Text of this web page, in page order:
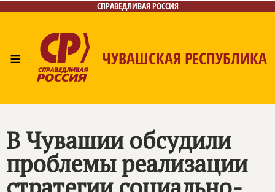
СПРАВЕДЛИВАЯ РОССИЯ
≡ ЧУВАШСКАЯ РЕСПУБЛИКА
Контакты
В Чувашии обсудили
проблемы реализации